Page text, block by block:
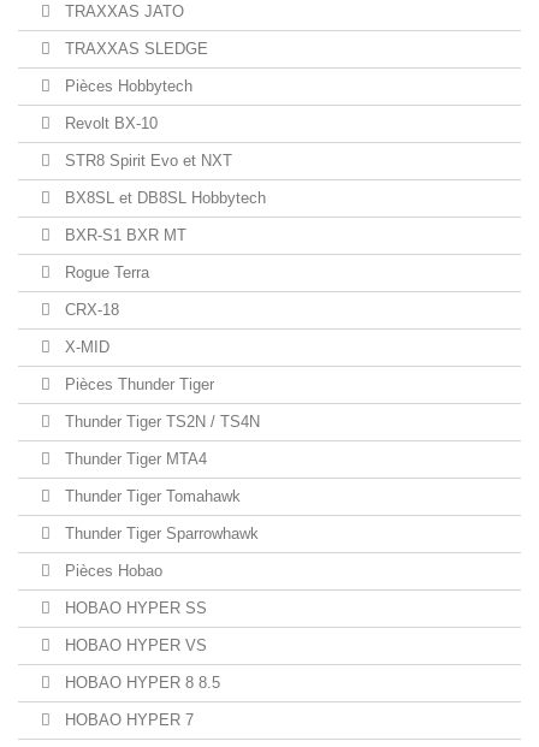
TRAXXAS JATO
TRAXXAS SLEDGE
Pièces Hobbytech
Revolt BX-10
STR8 Spirit Evo et NXT
BX8SL et DB8SL Hobbytech
BXR-S1 BXR MT
Rogue Terra
CRX-18
X-MID
Pièces Thunder Tiger
Thunder Tiger TS2N / TS4N
Thunder Tiger MTA4
Thunder Tiger Tomahawk
Thunder Tiger Sparrowhawk
Pièces Hobao
HOBAO HYPER SS
HOBAO HYPER VS
HOBAO HYPER 8 8.5
HOBAO HYPER 7